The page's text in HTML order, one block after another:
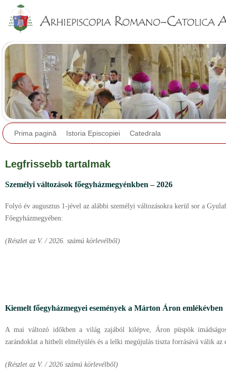
Prima pagină Istoria Episcopiei Catedrala
Legfrissebb tartalmak
Személyi változások főegyházmegyénkben – 2026
Folyó év augusztus 1-jével az alábbi személyi változásokra kerül sor a
Főegyházmegyében:
(Részlet az V. / 2026. számú körlevélből)
Kiemelt főegyházmegyei események a Márton Áron emlékévben
A mai változó időkben a világ zajából kilépve, Áron püspök
zarándoklat a hitbeli elmélyülés és a lelki megújulás tiszta forrásává válik az
(Részlet az V. / 2026 számú körlevélből)